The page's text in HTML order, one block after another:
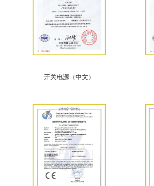
开关电源（中文）